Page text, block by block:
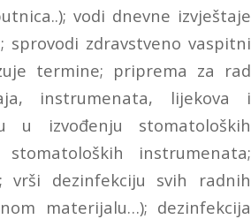
vodi dnevne izvještaje
zdravstveno vaspitni
termine; priprema za rad
instrumenata, lijekova i
u izvođenju stomatoloških
instrumenata;
vrši dezinfekciju svih radnih
materijalu…); dezinfekcija